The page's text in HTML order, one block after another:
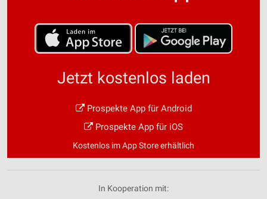
Jetzt kostenlos laden
Prospekte App für Android
Prospekte App für iOS
Kostenlos im App Store erhältlich
In Kooperation mit: